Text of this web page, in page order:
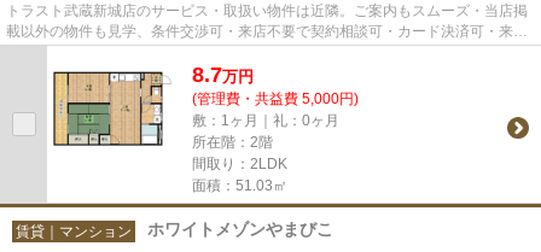
トラスト武蔵新城店のサービス・取扱い物件は近隣。ご案内もスムーズ・当店掲
載以外の物件も見学、条件交渉可・来店不要で契約相談可・カード決済可・来店
時無料駐車場有（要電話予約...
8.7万円
(管理費・共益費 5,000円)
敷：1ヶ月｜礼：0ヶ月
所在階：2階
間取り：2LDK
面積：51.03㎡
賃貸｜マンション ホワイトメゾンやまびこ